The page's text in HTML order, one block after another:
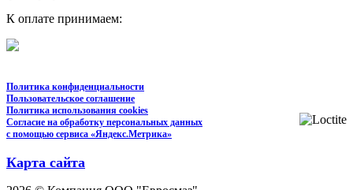
К оплате принимаем:
Политика конфиденциальности
Пользовательское соглашение
Политика использования cookies
Согласие на обработку персональных данных
с помощью сервиса «Яндекс.Метрика»
Карта сайта